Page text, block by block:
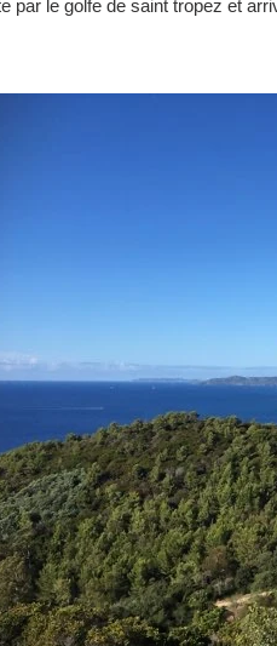
par le golfe de saint tropez et